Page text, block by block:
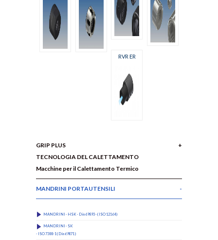
RVR ER
GRIP PLUS
TECNOLOGIA DEL CALETTAMENTO
Macchine per il Calettamento Termico
MANDRINI PORTAUTENSILI
MANDRINI - HSK - Din 69893 - ( ISO 12164 )
MANDRINI - SK
- ISO 7388-1 ( Din 69871 )